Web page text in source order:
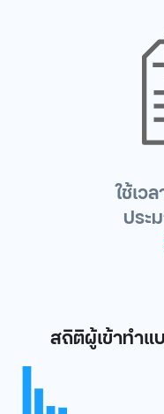
ใช้เว
ประ
สถิติผู้เข้าทำแ